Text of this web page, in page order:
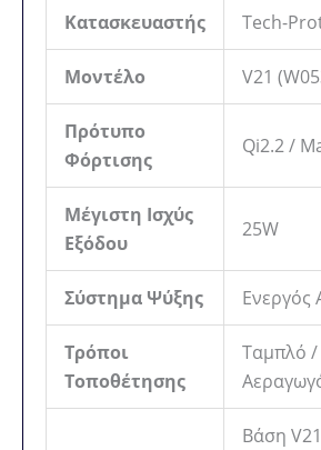
Κατασκευαστής
Tech-
Μοντέλο V21
Πρότυπο
Φόρτισης
Qi2.2 /
Μέγιστη Ισχύς
Εξόδου
25W
Σύστημα Ψύξης Ενεργός
Τρόποι
Τοποθέτησης
Ταμπλό
Βάση